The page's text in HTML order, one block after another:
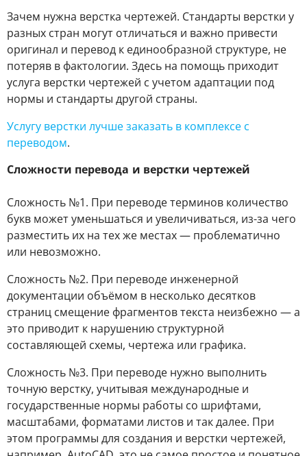
Зачем нужна верстка чертежей. Стандарты верстки у
разных стран могут отличаться и важно привести
оригинал и перевод к единообразной структуре, не
потеряв в фактологии. Здесь на помощь приходит
услуга верстки чертежей с учетом адаптации под
нормы и стандарты другой страны.
Услугу верстки лучше заказать в комплексе с
переводом.
Сложности перевода и верстки чертежей
Сложность №1. При переводе терминов количество
букв может уменьшаться и увеличиваться, из-за чего
разместить их на тех же местах ― проблематично
или невозможно.
Сложность №2. При переводе инженерной
документации объёмом в несколько десятков
страниц смещение фрагментов текста неизбежно ― а
это приводит к нарушению структурной
составляющей схемы, чертежа или графика.
Сложность №3. При переводе нужно выполнить
точную верстку, учитывая международные и
государственные нормы работы со шрифтами,
масштабами, форматами листов и так далее. При
этом программы для создания и верстки чертежей,